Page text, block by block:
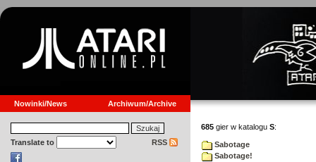
Nowinki/News Archiwum/Archive
Translate to RSS
685 gier w katalogu S:
Sabotage
Sabotage!